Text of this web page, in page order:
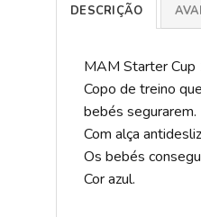
DESCRIÇÃO
MAM Starter
Copo de treino
bebés segurarem.
Com alça
Os bebés
Cor azul.